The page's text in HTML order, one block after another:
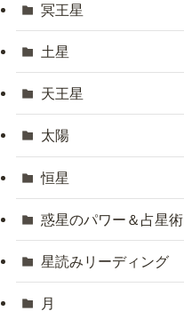
冥王星
土星
天王星
太陽
恒星
惑星のパワー＆占星術
星読みリーディング
月